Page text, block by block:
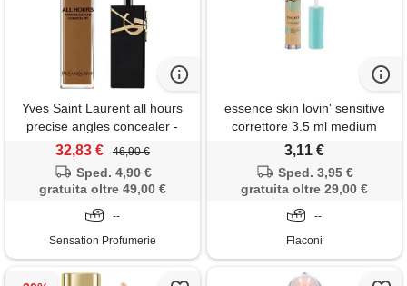
Yves Saint Laurent all hours
precise angles concealer -
correttore
32,83 € 46,90 €
Sped. 4,90 €
gratuita oltre 49,00 €
--
Sensation Profumerie
essence skin lovin' sensitive
correttore 3.5 ml medium
3,11 €
Sped. 3,95 €
gratuita oltre 29,00 €
--
Flaconi